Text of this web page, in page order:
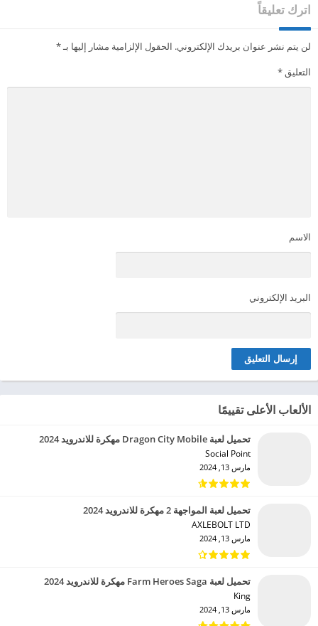
اترك تعليقاً
لن يتم نشر عنوان بريدك الإلكتروني. الحقول الإلزامية مشار إليها بـ*
التعليق*
الاسم
البريد الإلكتروني
الألعاب الأعلى تقييمًا
تحميل لعبة Dragon City Mobile مهكرة للاندرويد 2024
Social Point‏
مارس 13, 2024
تحميل لعبة المواجهة 2 مهكرة للاندرويد 2024
AXLEBOLT LTD‏
مارس 13, 2024
تحميل لعبة Farm Heroes Saga مهكرة للاندرويد 2024
King‏
مارس 13, 2024